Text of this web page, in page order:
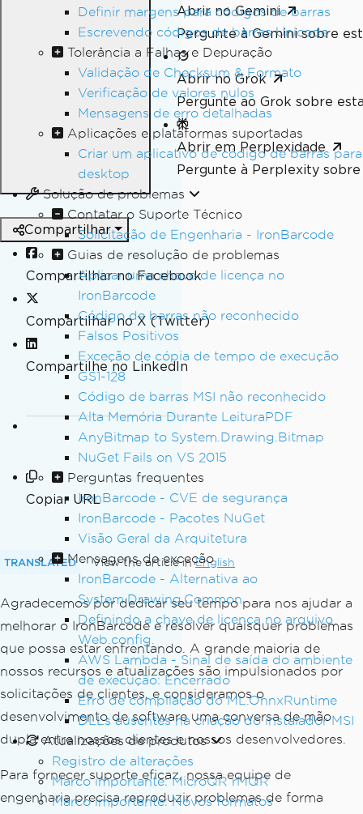
Definir margens para códigos de barras
Escrevendo códigos de barras Unicode
Tolerância a Falhas e Depuração
Validação de Checksum & Formato
Verificação de valores nulos
Mensagens de erro detalhadas
Aplicações e plataformas suportadas
Criar um aplicativo de código de barras para
desktop
Solução de problemas
Contatar o Suporte Técnico
Solicitação de Engenharia - IronBarcode
Guias de resolução de problemas
Aplicar uma chave de licença no
IronBarcode
Código de barras não reconhecido
Falsos Positivos
Exceção de cópia de tempo de execução
GS1-128
Código de barras MSI não reconhecido
Alta Memória Durante LeituraPDF
AnyBitmap to System.Drawing.Bitmap
NuGet Fails on VS 2015
Perguntas frequentes
IronBarcode - CVE de segurança
IronBarcode - Pacotes NuGet
Visão Geral da Arquitetura
Mensagens de exceção
IronBarcode - Alternativa ao
System.Drawing.Common
Definindo a chave de licença no arquivo
Web.config.
AWS Lambda - Sinal de saída do ambiente
de execução: Encerrado
Erro de compilação do ML.OnnxRuntime
DLLs ausentes na criação do instalador MSI
Atualizações de produtos
Registro de alterações
Marco importante: MicroQR rMQR
Marco importante: Novos formatos
Abrir no Gemini
Pergunte à Gemini sobre
Abrir no Grok
Pergunte ao Grok sobre
Abrir em Perplexidade
Pergunte à Perplexity sobre
Compartilhar
Compartilhar no Facebook
Compartilhar no X (Twitter)
Compartilhe no LinkedIn
Copiar URL
TRANSLATED View the article inEnglish
Agradecemos por dedicar seu tempo para nos ajudar a
melhorar o IronBarcode e resolver quaisquer problemas
que possa estar enfrentando. A grande maioria de
nossos recursos e atualizações são impulsionados por
solicitações de clientes, e consideramos o
desenvolvimento de software uma conversa de mão
dupla entre nossos clientes e nossos desenvolvedores.
Para fornecer suporte eficaz, nossa equipe de
engenharia precisa reproduzir problemas de forma